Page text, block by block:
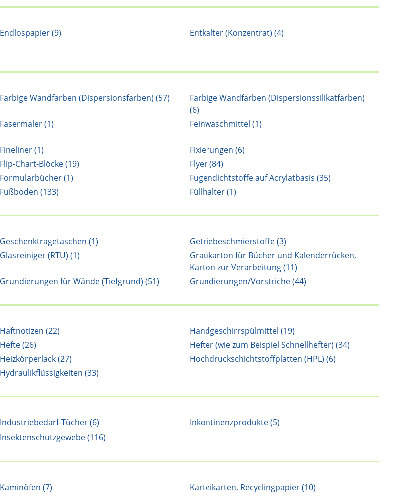
Endlospapier (9)
Entkalter (Konzentrat) (4)
Farbige Wandfarben (Dispersionsfarben) (57)
Farbige Wandfarben (Dispersionssilikatfarben)
(6)
Fasermaler (1) Feinwaschmittel (1)
Fineliner (1)
Fixierungen (6)
Flip-Chart-Blöcke (19)
Flyer (84)
Formularbücher (1)
Fugendichtstoffe auf Acrylatbasis (35)
Fußboden (133) Füllhalter (1)
Geschenktragetaschen (1)
Getriebeschmierstoffe (3)
Glasreiniger (RTU) (1)
Graukarton für Bücher und Kalenderrücken,
Karton zur Verarbeitung (11)
Grundierungen für Wände (Tiefgrund) (51) Grundierungen/Vorstriche (44)
Haftnotizen (22)
Handgeschirrspülmittel (19)
Hefte (26)
Hefter (wie zum Beispiel Schnellhefter) (34)
Heizkörperlack (27)
Hochdruckschichtstoffplatten (HPL) (6)
Hydraulikflüssigkeiten (33)
Industriebedarf-Tücher (6)
Inkontinenzprodukte (5)
Insektenschutzgewebe (116)
Kaminöfen (7)
Karteikarten, Recyclingpapier (10)